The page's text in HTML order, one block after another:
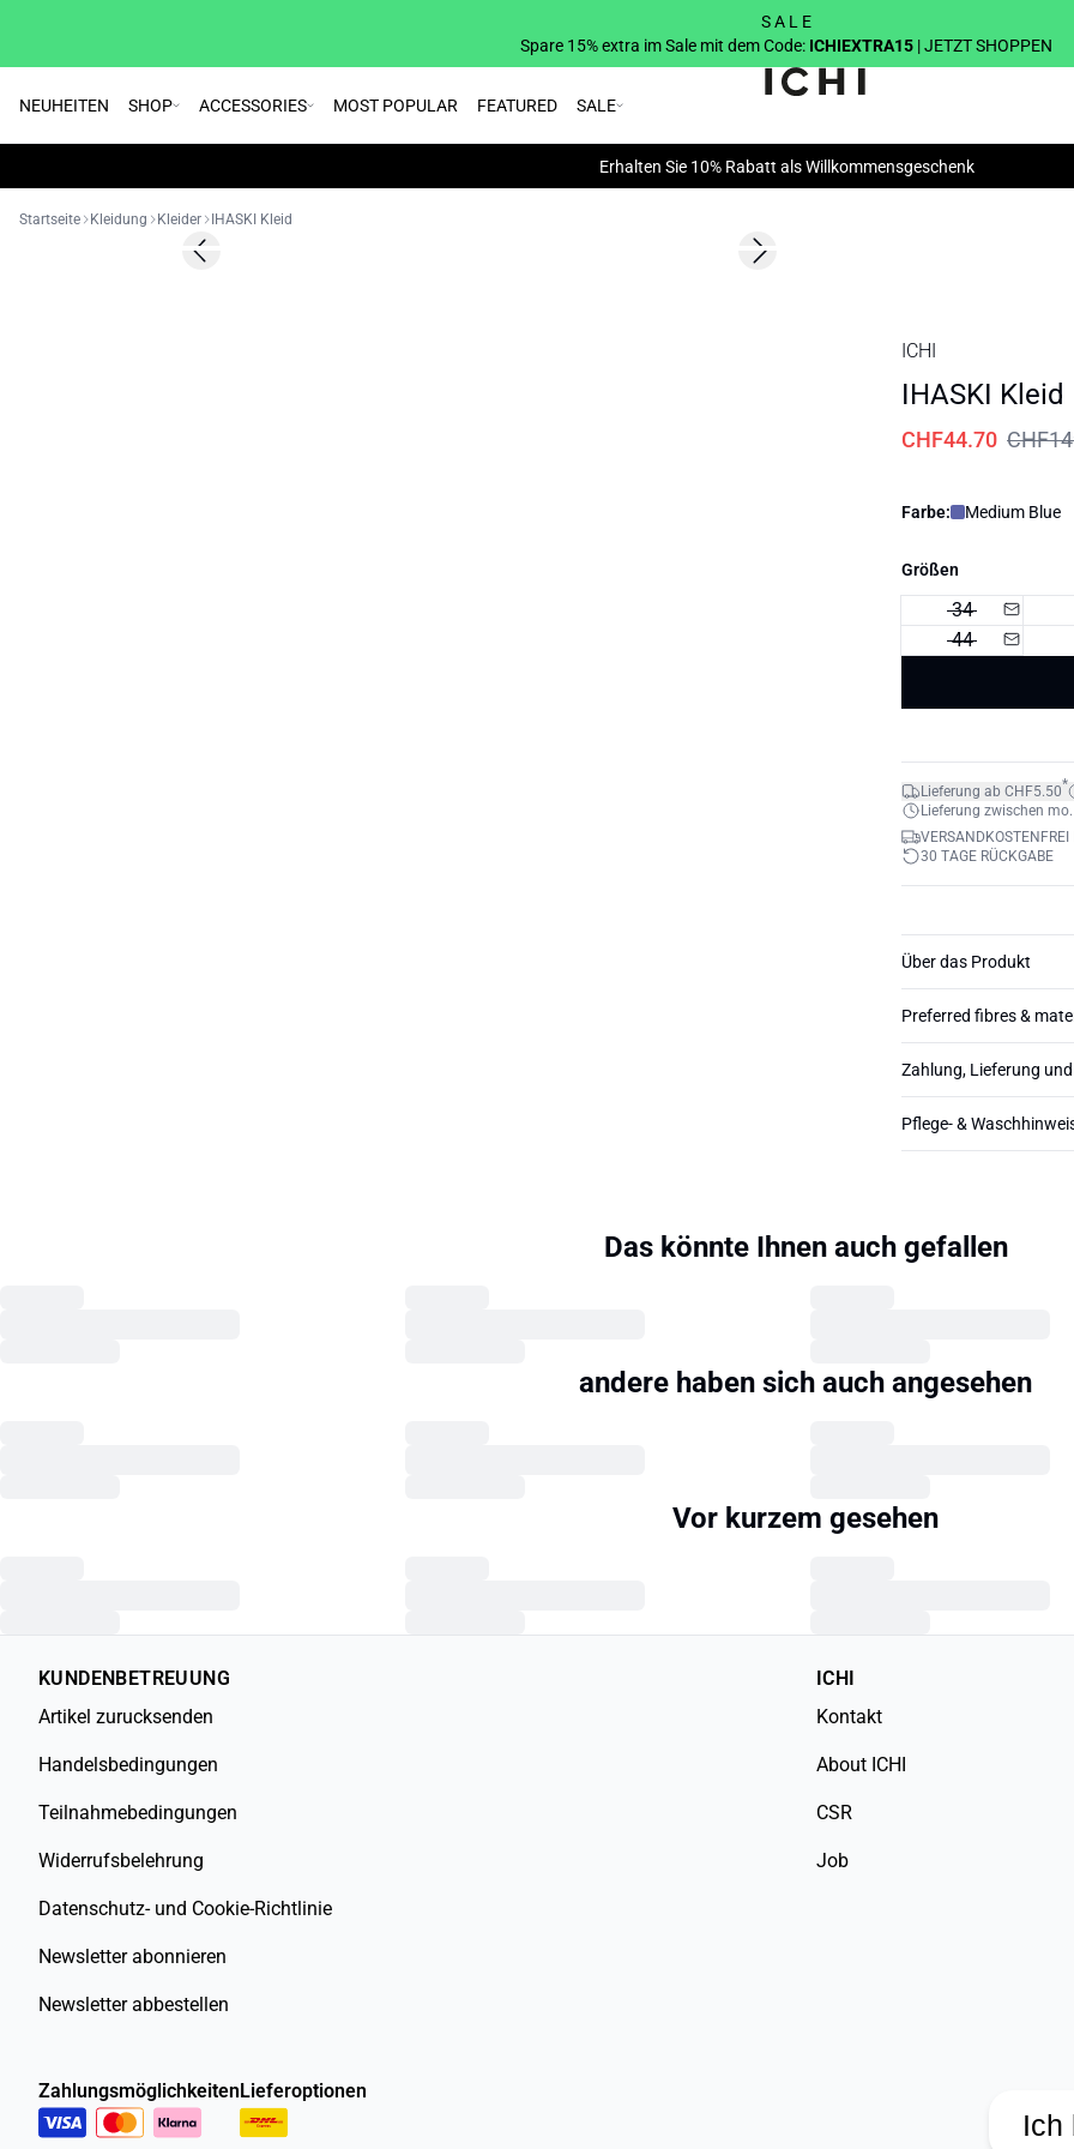
S A L E
Spare 15% extra im Sale mit dem Code: ICHIEXTRA15 | JETZT SHOPPEN
NEUHEITEN SHOP ACCESSORIES MOST POPULAR FEATURED SALE
Erhalten Sie 10% Rabatt als Willkommensgeschenk
Startseite Kleidung Kleider IHASKI Kleid
SALE | 70%
Previous slide Next slide
ICHI
IHASKI Kleid
CHF44.70
Farbe: Medium Blue
Größen
34
44
Lieferung ab CHF5.50*
Lieferung zwischen
30 TAGE RÜCKGABE
Über das Produkt
Preferred fibres &
Zahlung, Lieferung
Pflege- &
Das könnte Ihnen auch gefallen
andere haben sich auch angesehen
Vor kurzem gesehen
KUNDENBETREUUNG
Artikel zurucksenden
Handelsbedingungen
Teilnahmebedingungen
Widerrufsbelehrung
Datenschutz- und Cookie-Richtlinie
Newsletter abonnieren
Newsletter abbestellen
ICHI
Kontakt
About ICHI
CSR
Job
ZahlungsmöglichkeitenLieferoptionen
Ich